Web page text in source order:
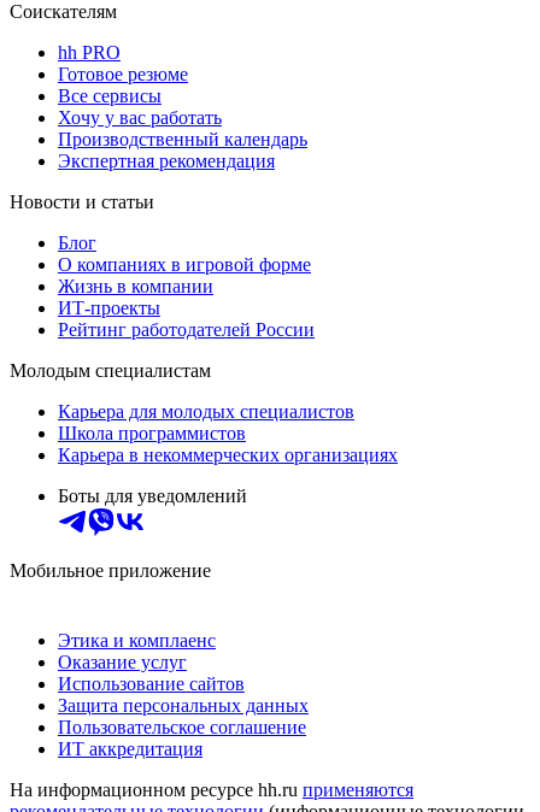
Соискателям
hh PRO
Готовое резюме
Все сервисы
Хочу у вас работать
Производственный календарь
Экспертная рекомендация
Новости и статьи
Блог
О компаниях в игровой форме
Жизнь в компании
ИТ-проекты
Рейтинг работодателей России
Молодым специалистам
Карьера для молодых специалистов
Школа программистов
Карьера в некоммерческих организациях
Боты для уведомлений
Мобильное приложение
Этика и комплаенс
Оказание услуг
Использование сайтов
Защита персональных данных
Пользовательское соглашение
ИТ аккредитация
На информационном ресурсе hh.ru применяются